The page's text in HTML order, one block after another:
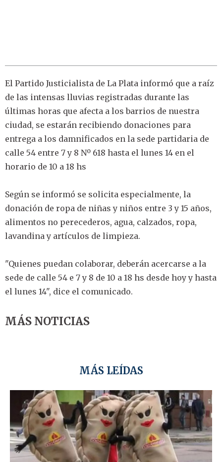
El Partido Justicialista de La Plata informó que a raíz
de las intensas lluvias registradas durante las
últimas horas que afecta a los barrios de nuestra
ciudad, se estarán recibiendo donaciones para
entrega a los damnificados en la sede partidaria de
calle 54 entre 7 y 8 Nº 618 hasta el lunes 14 en el
horario de 10 a 18 hs
Según se informó se solicita especialmente, la
donación de ropa de niñas y niños entre 3 y 15 años,
alimentos no perecederos, agua, calzados, ropa,
lavandina y artículos de limpieza.
"Quienes puedan colaborar, deberán acercarse a la
sede de calle 54 e 7 y 8 de 10 a 18 hs desde hoy y hasta
el lunes 14", dice el comunicado.
MÁS NOTICIAS
MÁS LEÍDAS